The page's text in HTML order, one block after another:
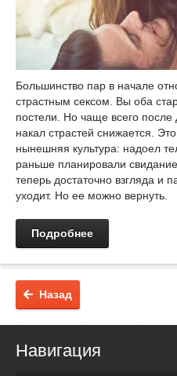
Большинство пар в начале
страстным сексом. Вы оба
постели. Но чаще всего после
накал страстей снижается.
нынешняя культура: надоел
раньше планировали
теперь достаточно взгляда и
уходит. Но ее можно вернуть.
Подробнее
Назад
Навигация